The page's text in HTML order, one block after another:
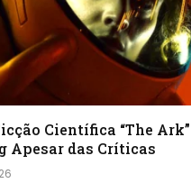
Científica “The
Apesar das Críticas